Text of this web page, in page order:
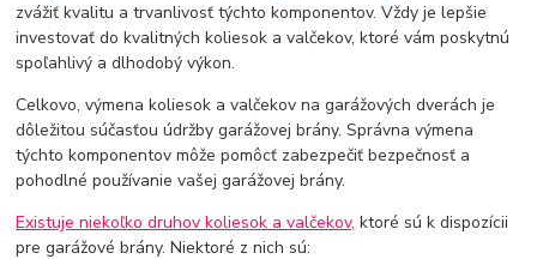
zvážiť kvalitu a trvanlivosť týchto komponentov. Vždy je lepšie
investovať do kvalitných koliesok a valčekov, ktoré vám poskytnú
spoľahlivý a dlhodobý výkon.
Celkovo, výmena koliesok a valčekov na garážových dverách je
dôležitou súčasťou údržby garážovej brány. Správna výmena
týchto komponentov môže pomôcť zabezpečiť bezpečnosť a
pohodlné používanie vašej garážovej brány.
Existuje niekoľko druhov koliesok a valčekov, ktoré sú k dispozícii
pre garážové brány. Niektoré z nich sú: